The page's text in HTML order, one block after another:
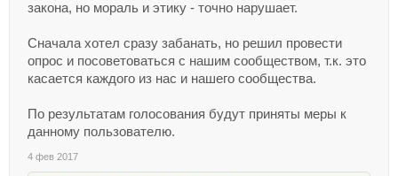
закона, но мораль и этику - точно нарушает.
Сначала хотел сразу забанать, но решил провести
опрос и посоветоваться с нашим сообществом, т.к. это
касается каждого из нас и нашего сообщества.
По результатам голосования будут приняты меры к
данному пользователю.
4 фев 2017